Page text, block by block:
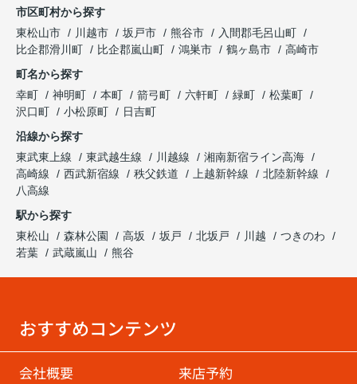
市区町村から探す
東松山市
川越市 坂戸市 熊谷市
入間郡毛呂山町
比企郡滑川町
比企郡嵐山町 鴻巣市 鶴ヶ島市
高崎市
町名から探す
幸町
神明町 本町 箭弓町 六軒町 緑町
松葉町
沢口町
小松原町
日吉町
沿線から探す
東武東上線
東武越生線 川越線
湘南新宿ライン高海
高崎線
西武新宿線 秩父鉄道 上越新幹線
北陸新幹線
八高線
駅から探す
東松山
森林公園 高坂 坂戸 北坂戸 川越
つきのわ
若葉
武蔵嵐山 熊谷
おすすめコンテンツ
会社概要
来店予約